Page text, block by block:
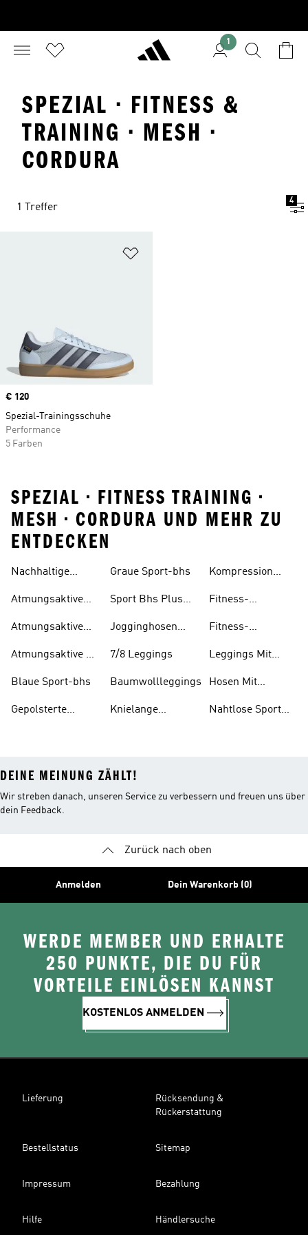
1
SPEZIAL · FITNESS &
TRAINING · MESH ·
CORDURA
1 Treffer
4
Price
€ 120
Spezial-Trainingsschuhe
Performance
5 Farben
SPEZIAL • FITNESS TRAINING •
MESH • CORDURA UND MEHR ZU
ENTDECKEN
Nachhaltige
Atmungsaktive
Atmungsaktive
Atmungsaktive T-
Blaue Sport-bhs
Gepolsterte
Graue Sport-bhs
Sport Bhs Plus
Jogginghosen
7/8 Leggings
Baumwollleggings
Knielange
Kompression
Fitness-
Mädchen
Fitness-
Mädchen
Leggings Mit
Hosen Mit
Nahtlose Sport
DEINE MEINUNG ZÄHLT!
Wir streben danach, unseren Service zu verbessern und freuen uns über
dein Feedback.
Zurück nach oben
Anmelden Dein Warenkorb (0)
WERDE MEMBER UND ERHALTE
250 PUNKTE, DIE DU FÜR
VORTEILE EINLÖSEN KANNST
KOSTENLOS ANMELDEN
Lieferung
Rücksendung &
Rückerstattung
Bestellstatus Sitemap
Impressum Bezahlung
Hilfe Händlersuche